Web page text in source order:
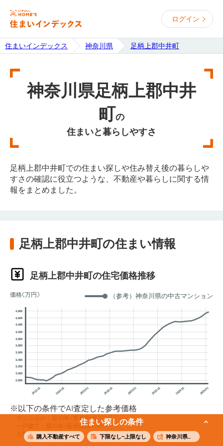
ログイン
住まいインデックス 神奈川県 足柄上郡中井町
神奈川県足柄上郡中井
町の
住まいと暮らしやすさ
足柄上郡中井町での住まい探しや住み替え後の暮らしや
すさの確認に役立つような、不動産や暮らしに関する情
報をまとめました。
足柄上郡中井町の住まい情報
足柄上郡中井町の住宅価格推移
価格(万円) （参考）神奈川県の中古マンション
2012.01 2014.01 2016.01 2018.01 2020.01 2022.01 2024.01 2026.01
2,800
3,000
3,200
3,400
3,600
3,800
4,000
4,200
4,400
4,600
4,800
※以下の条件でAI査定した参考価格
マンション：築10年/専有面積70m²
一戸建て：築10年/延床面積70m²
土地：敷地面積70m²
住まい探しの条件
購入不動産すべて 下限なし~上限なし 神奈川県足柄上郡中井町